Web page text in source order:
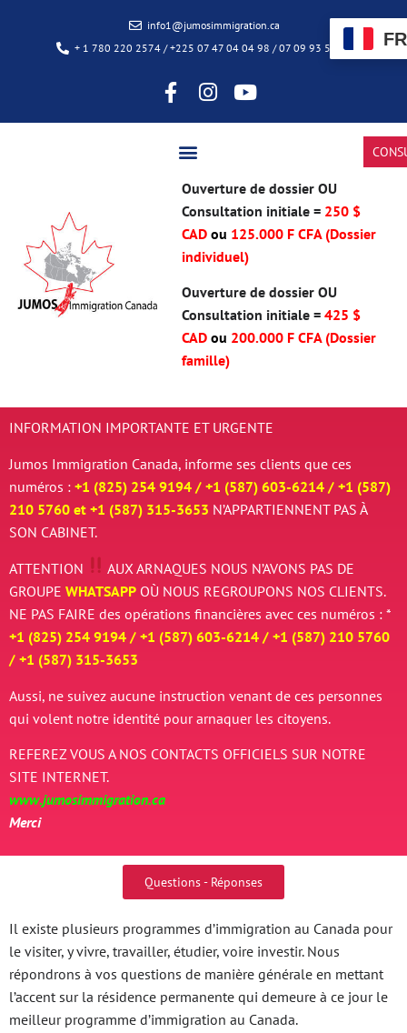
info1@jumosimmigration.ca
+ 1 780 220 2574 / +225 07 47 04 04 98 / 07 09 93 50 85
Ouverture de dossier OU
Consultation initiale = 250 $
CADou 125.000 F CFA (Dossier
individuel)
Ouverture de dossier OU
Consultation initiale =425 $
CAD ou 200.000 F CFA (Dossier
famille)
INFORMATION IMPORTANTE ET URGENTE
Jumos Immigration Canada, informe ses clients que ces
numéros : +1 (825) 254 9194 / +1 (587) 603-6214 / +1 (587)
210 5760 et +1 (587) 315-3653 N’APPARTIENNENT PAS À
SON CABINET.
ATTENTION AUX ARNAQUES NOUS N’AVONS PAS DE
GROUPE WHATSAPP OÙ NOUS REGROUPONS NOS CLIENTS.
NE PAS FAIRE des opérations financières avec ces numéros : *
+1 (825) 254 9194 / +1 (587) 603-6214 / +1 (587) 210 5760
/ +1 (587) 315-3653
Aussi, ne suivez aucune instruction venant de ces personnes
qui volent notre identité pour arnaquer les citoyens.
REFEREZ VOUS A NOS CONTACTS OFFICIELS SUR NOTRE
SITE INTERNET.
www.jumosimmigration.ca
Merci
Questions - Réponses
Il existe plusieurs programmes d’immigration au Canada pour
le visiter, y vivre, travailler, étudier, voire investir. Nous
répondrons à vos questions de manière générale en mettant
l’accent sur la résidence permanente qui demeure à ce jour le
meilleur programme d’immigration au Canada.
FR